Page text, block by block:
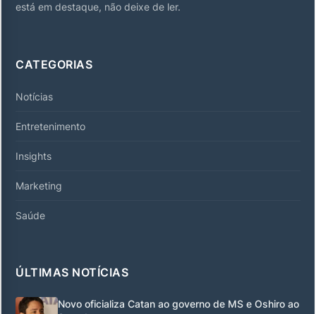
está em destaque, não deixe de ler.
CATEGORIAS
Notícias
Entretenimento
Insights
Marketing
Saúde
ÚLTIMAS NOTÍCIAS
Novo oficializa Catan ao governo de MS e Oshiro ao